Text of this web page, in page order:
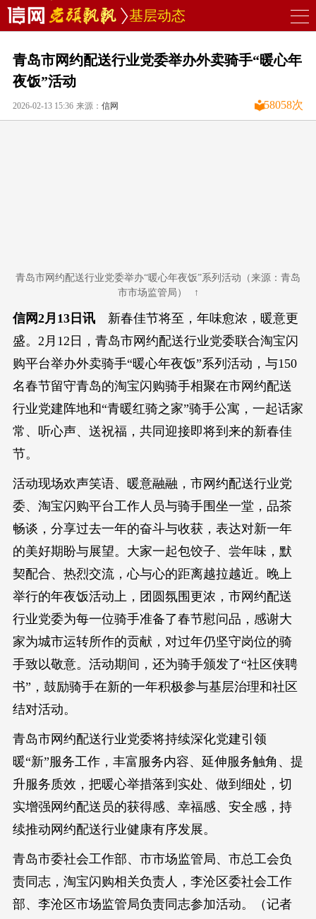
基层动态
青岛市网约配送行业党委举办外卖骑手“暖心年
夜饭”活动
2026-02-13 15:36 来源： 信网 58058次
青岛市网约配送行业党委举办“暖心年夜饭”系列活动（来源：青岛
市市场监管局）
信网2月13日讯新春佳节将至，年味愈浓，暖意更
盛。2月12日，青岛市网约配送行业党委联合淘宝闪
购平台举办外卖骑手“暖心年夜饭”系列活动，与150
名春节留守青岛的淘宝闪购骑手相聚在市网约配送
行业党建阵地和“青暖红骑之家”骑手公寓，一起话家
常、听心声、送祝福，共同迎接即将到来的新春佳
节。
活动现场欢声笑语、暖意融融，市网约配送行业党
委、淘宝闪购平台工作人员与骑手围坐一堂，品茶
畅谈，分享过去一年的奋斗与收获，表达对新一年
的美好期盼与展望。大家一起包饺子、尝年味，默
契配合、热烈交流，心与心的距离越拉越近。晚上
举行的年夜饭活动上，团圆氛围更浓，市网约配送
行业党委为每一位骑手准备了春节慰问品，感谢大
家为城市运转所作的贡献，对过年仍坚守岗位的骑
手致以敬意。活动期间，还为骑手颁发了“社区侠聘
书”，鼓励骑手在新的一年积极参与基层治理和社区
结对活动。
青岛市网约配送行业党委将持续深化党建引领
暖“新”服务工作，丰富服务内容、延伸服务触角、提
升服务质效，把暖心举措落到实处、做到细处，切
实增强网约配送员的获得感、幸福感、安全感，持
续推动网约配送行业健康有序发展。
青岛市委社会工作部、市市场监管局、市总工会负
责同志，淘宝闪购相关负责人，李沧区委社会工作
部、李沧区市场监管局负责同志参加活动。（记者